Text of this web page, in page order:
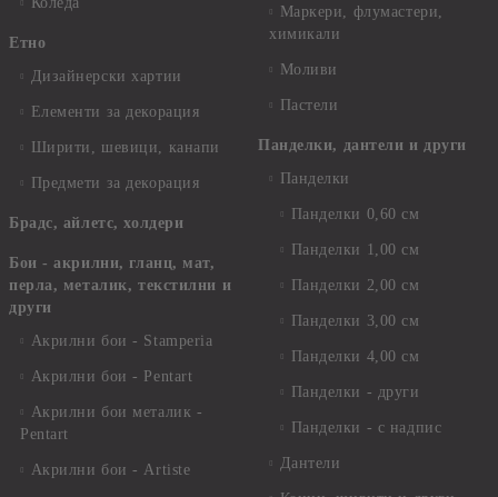
Етно
Дизайнерски хартии
Елементи за декорация
Ширити, шевици, канапи
Предмети за декорация
Брадс, айлетс, холдери
Бои - акрилни, гланц, мат,
перла, металик, текстилни и
други
Акрилни бои - Stamperia
Акрилни бои - Pentart
Акрилни бои металик -
Pentart
Акрилни бои - Artiste
Маркери, флумастери,
химикали
Моливи
Пастели
Панделки, дантели и други
Панделки
Панделки 0,60 см
Панделки 1,00 см
Панделки 2,00 см
Панделки 3,00 см
Панделки 4,00 см
Панделки - други
Панделки - с надпис
Дантели